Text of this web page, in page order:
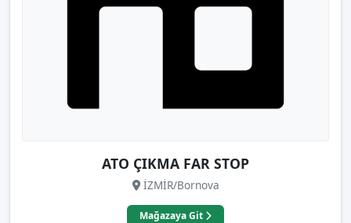
ATO ÇIKMA FAR STOP
İZMİR/Bornova
Mağazaya Git